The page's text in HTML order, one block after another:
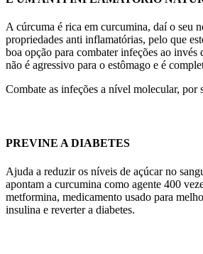
A cúrcuma é rica em curcumina, daí o seu
propriedades anti inflamatórias, pelo que
boa opção para combater infeções ao
não é agressivo para o estômago e é
Combate as infeções a nível molecular, por
PREVINE A DIABETES
Ajuda a reduzir os níveis de açúcar no
apontam a curcumina como agente 400
metformina, medicamento usado para
insulina e reverter a diabetes.